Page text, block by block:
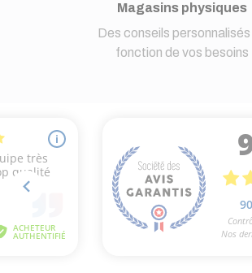
Magasins physiques
Des conseils personnalisés
fonction de vos besoins